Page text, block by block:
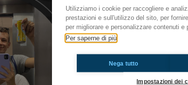
Regaz oggi siamo
campus universitario.
nostri brufoli e la nostra
ritagliare uno spazio
adolescenti come
quale teniamo molto, e
avanti: la
Utilizziamo i cookie per raccogliere e
prestazioni e sull'utilizzo del sito, per
per migliorare e personalizzare contenuti e
Per saperne di più
Nega tutto
Impostazioni dei